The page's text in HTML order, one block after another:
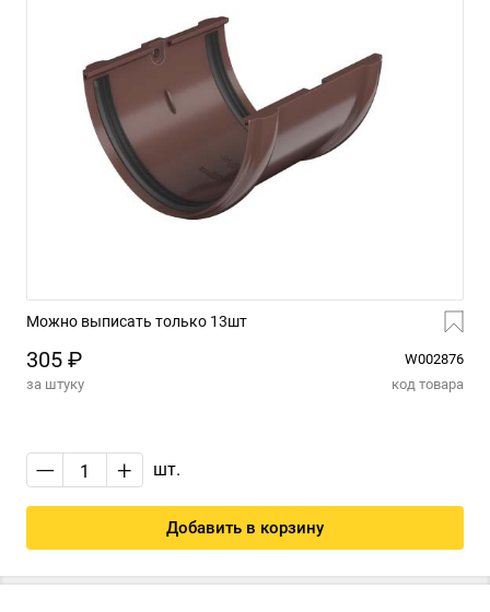
Можно выписать только 13шт
305 ₽
W002876
за штуку
код товара
— + шт.
Добавить в корзину